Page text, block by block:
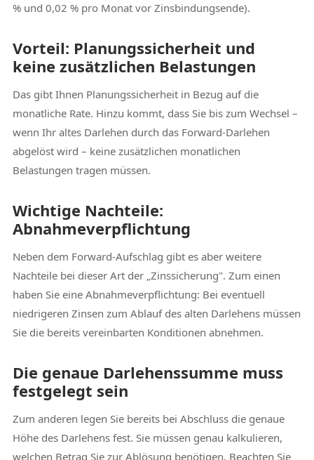
% und 0,02 % pro Monat vor Zinsbindungsende).
Vorteil: Planungssicherheit und
keine zusätzlichen Belastungen
Das gibt Ihnen Planungssicherheit in Bezug auf die
monatliche Rate. Hinzu kommt, dass Sie bis zum Wechsel –
wenn Ihr altes Darlehen durch das Forward-Darlehen
abgelöst wird – keine zusätzlichen monatlichen
Belastungen tragen müssen.
Wichtige Nachteile:
Abnahmeverpflichtung
Neben dem Forward-Aufschlag gibt es aber weitere
Nachteile bei dieser Art der „Zinssicherung". Zum einen
haben Sie eine Abnahmeverpflichtung: Bei eventuell
niedrigeren Zinsen zum Ablauf des alten Darlehens müssen
Sie die bereits vereinbarten Konditionen abnehmen.
Die genaue Darlehenssumme muss
festgelegt sein
Zum anderen legen Sie bereits bei Abschluss die genaue
Höhe des Darlehens fest. Sie müssen genau kalkulieren,
welchen Betrag Sie zur Ablösung benötigen. Beachten Sie